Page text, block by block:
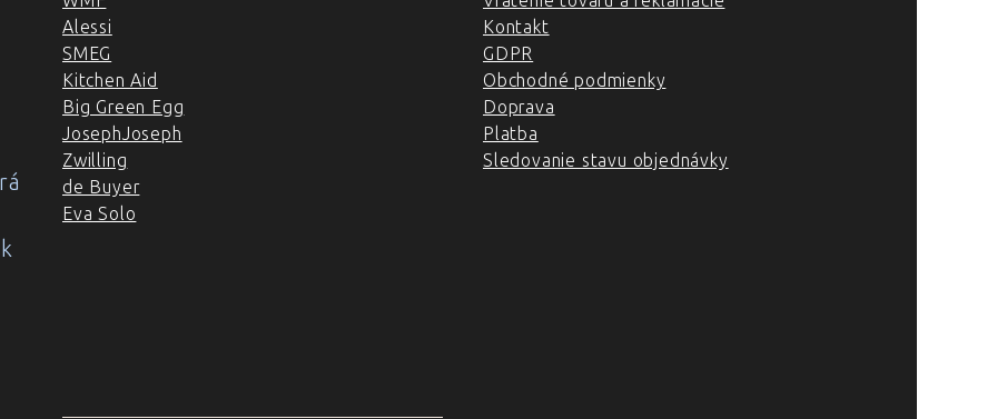
Alessi
SMEG
Kitchen Aid
Big Green Egg
JosephJoseph
Zwilling
de Buyer
Eva Solo
Kontakt
GDPR
Obchodné podmienky
Doprava
Platba
Sledovanie stavu objednávky